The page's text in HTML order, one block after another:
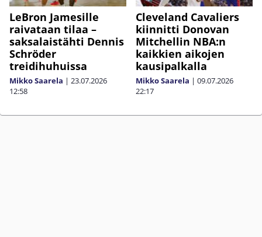
LeBron Jamesille
raivataan tilaa –
saksalaistähti Dennis
Schröder
treidihuhuissa
Mikko Saarela | 23.07.2026
12:58
Cleveland Cavaliers
kiinnitti Donovan
Mitchellin NBA:n
kaikkien aikojen
kausipalkalla
Mikko Saarela | 09.07.2026
22:17